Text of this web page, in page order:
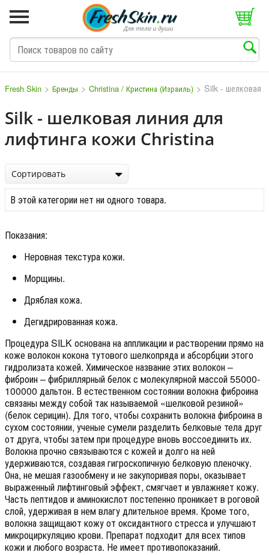
Fresh Skin > Бренды > Christina / Кристина (Израиль) > Silk - шелковая
Silk - шелковая линия для
лифтинга кожи Christina
Сортировать
В этой категории нет ни одного товара.
Показания:
Неровная текстура кожи.
Морщины.
Дряблая кожа.
Дегидрированная кожа.
Процедура SILK основана на аппликации и растворении прямо на
коже волокон кокона тутового шелкопряда и абсорбции этого
гидролизата кожей. Химическое название этих волокон –
фиброин – фибриллярный белок с молекулярной массой 55000-
100000 дальтон. В естественном состоянии волокна фиброина
связаны между собой так называемой «шелковой резиной»
(белок серицин). Для того, чтобы сохранить волокна фиброина в
сухом состоянии, ученые сумели разделить белковые тела друг
от друга, чтобы затем при процедуре вновь воссоединить их.
Волокна прочно связываются с кожей и долго на ней
удерживаются, создавая гигроскопичную белковую пленочку.
Она, не мешая газообмену и не закупоривая поры, оказывает
выраженный лифтинговый эффект, смягчает и увлажняет кожу.
Часть пептидов и аминокислот постепенно проникает в роговой
слой, удерживая в нем влагу длительное время. Кроме того,
волокна защищают кожу от оксидантного стресса и улучшают
микроциркуляцию крови. Препарат подходит для всех типов
кожи и любого возраста. Не имеет противопоказаний.
M N O P Q S T V W